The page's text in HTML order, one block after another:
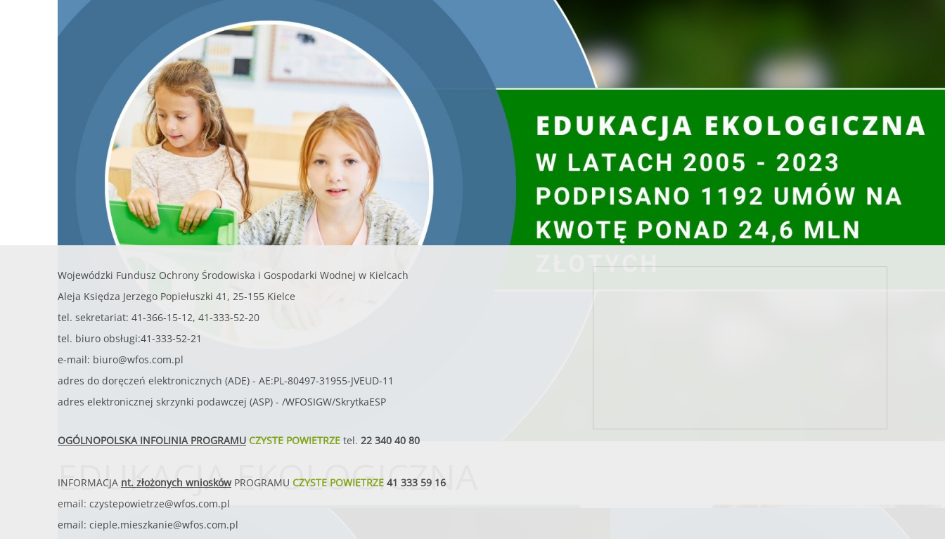
EDUKACJA EKOLOGICZNA
Konkurs podzielony będzie na dwie kategorie: miasta o liczbie mieszkańców do 100 tys. i powyżej 100 tys. Łącznie w tej edycji
przydzielonych zostanie aż 12 nagród dla samorządów:
miejsca I, II i III za obszar 1 i 2 w kategorii miast poniżej 100 tys. mieszkańców
miejsca I, II i III za obszar 1 i 2 w kategorii miast powyżej 100 tys. mieszkańców
Laureaci otrzymają statuetki Ministra Klimatu i Środowiska, a także nagrody finansowe przeznaczone na opłacenie kursów, szkoleń
lub studiów podyplomowych dla pracowników urzędów.
Więcej informacji o konkursie: https://www.gov.pl/web/edukacja-ekologiczna/miasto-z-klimatem
Wojewódzki Fundusz Ochrony Środowiska i Gospodarki Wodnej w Kielcach
Aleja Księdza Jerzego Popiełuszki 41, 25-155 Kielce
tel. sekretariat: 41-366-15-12, 41-333-52-20
tel. biuro obsługi:41-333-52-21
e-mail: biuro@wfos.com.pl
adres do doręczeń elektronicznych (ADE) - AE:PL-80497-31955-JVEUD-11
adres elektronicznej skrzynki podawczej (ASP) - /WFOSIGW/SkrytkaESP
OGÓLNOPOLSKA INFOLINIA PROGRAMU CZYSTE POWIETRZE tel. 22 340 40 80
INFORMACJA nt. złożonych wniosków PROGRAMU CZYSTE POWIETRZE 41 333 59 16
email: czystepowietrze@wfos.com.pl
email: cieple.mieszkanie@wfos.com.pl